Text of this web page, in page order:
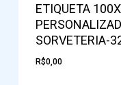
ETIQUETA
SORVETERIA-
R$0,00